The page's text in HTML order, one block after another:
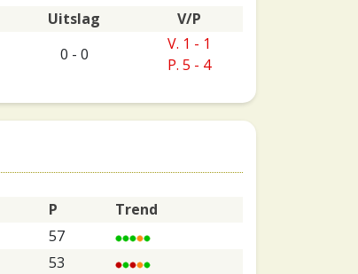
Uitslag
V/P
0 - 0
V. 1 - 1
P. 5 - 4
P
Trend
57
53